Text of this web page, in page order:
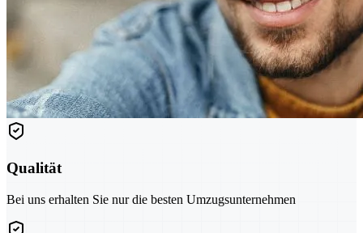
Qualität
Bei uns erhalten Sie nur die besten Umzugsunternehmen